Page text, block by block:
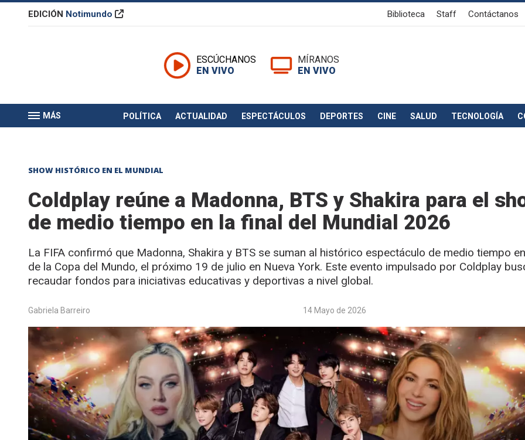
EDICIÓN Notimundo Biblioteca Staff Contáctanos
ESCÚCHANOS
EN VIVO
MÍRANOS
EN VIVO
MÁS POLÍTICA ACTUALIDAD ESPECTÁCULOS DEPORTES CINE SALUD TECNOLOGÍA
SHOW HISTÓRICO EN EL MUNDIAL
Coldplay reúne a Madonna, BTS y Shakira para el
de medio tiempo en la final del Mundial 2026
La FIFA confirmó que Madonna, Shakira y BTS se suman al histórico espectáculo de medio tiempo
de la Copa del Mundo, el próximo 19 de julio en Nueva York. Este evento impulsado por Coldplay
recaudar fondos para iniciativas educativas y deportivas a nivel global.
Gabriela Barreiro 14 Mayo de 2026